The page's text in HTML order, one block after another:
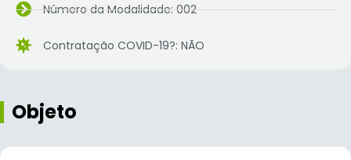
Número da Modalidade: 002
Contratação COVID-19?: NÃO
Objeto